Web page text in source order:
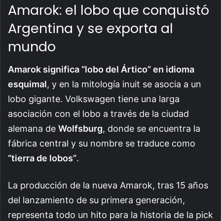
Amarok: el lobo que conquistó
Argentina y se exporta al
mundo
Amarok significa “lobo del Ártico” en idioma
esquimal, y en la mitología inuit se asocia a un
lobo gigante. Volkswagen tiene una larga
asociación con el lobo a través de la ciudad
alemana de Wolfsburg, donde se encuentra la
fábrica central y su nombre se traduce como
“tierra de lobos”.
La producción de la nueva Amarok, tras 15 años
del lanzamiento de su primera generación,
representa todo un hito para la historia de la pick